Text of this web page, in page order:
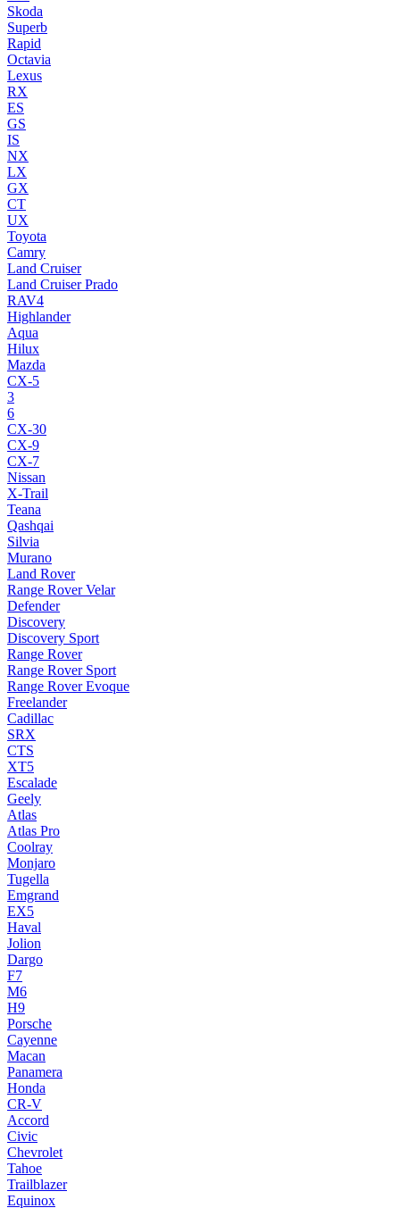
Skoda
Superb
Rapid
Octavia
Lexus
RX
ES
GS
IS
NX
LX
GX
CT
UX
Toyota
Camry
Land Cruiser
Land Cruiser Prado
RAV4
Highlander
Aqua
Hilux
Mazda
CX-5
3
6
CX-30
CX-9
CX-7
Nissan
X-Trail
Teana
Qashqai
Silvia
Murano
Land Rover
Range Rover Velar
Defender
Discovery
Discovery Sport
Range Rover
Range Rover Sport
Range Rover Evoque
Freelander
Cadillac
SRX
CTS
XT5
Escalade
Geely
Atlas
Atlas Pro
Coolray
Monjaro
Tugella
Emgrand
EX5
Haval
Jolion
Dargo
F7
M6
H9
Porsche
Cayenne
Macan
Panamera
Honda
CR-V
Accord
Civic
Chevrolet
Tahoe
Trailblazer
Equinox